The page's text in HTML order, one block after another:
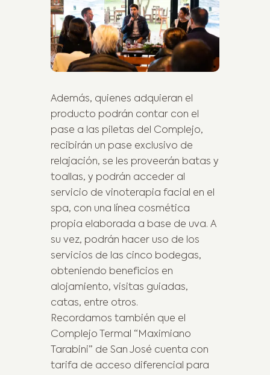
Además, quienes adquieran el
producto podrán contar con el
pase a las piletas del Complejo,
recibirán un pase exclusivo de
relajación, se les proveerán batas y
toallas, y podrán acceder al
servicio de vinoterapia facial en el
spa, con una línea cosmética
propia elaborada a base de uva. A
su vez, podrán hacer uso de los
servicios de las cinco bodegas,
obteniendo beneficios en
alojamiento, visitas guiadas,
catas, entre otros.
Recordamos también que el
Complejo Termal “Maximiano
Tarabini” de San José cuenta con
tarifa de acceso diferencial para